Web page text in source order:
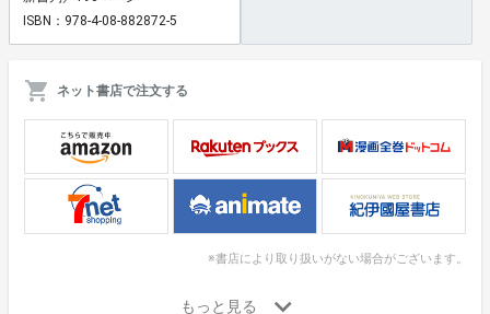
ISBN：978-4-08-882872-5
ネット書店で注文する
※書店により取り扱いがない場合がございます。